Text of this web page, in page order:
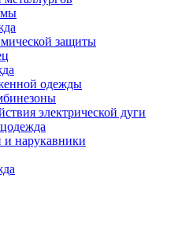
защиты
одежды
электрической дуги
и нарукавники